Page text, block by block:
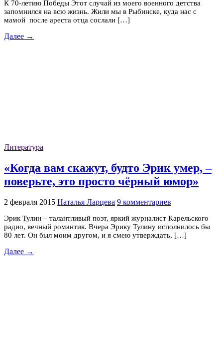
К 70-летию Победы Этот случай из моего военного детства
запомнился на всю жизнь. Жили мы в Рыбинске, куда нас с
мамой после ареста отца сослали […]
Далее →
Литература
«Когда вам скажут, будто Эрик умер, –
поверьте, это просто чёрный юмор»
2 февраля 2015 Наталья Ларцева 9 комментариев
Эрик Тулин – талантливый поэт, яркий журналист Карельского
радио, вечный романтик. Вчера Эрику Тулину исполнилось бы
80 лет. Он был моим другом, и я смею утверждать, […]
Далее →